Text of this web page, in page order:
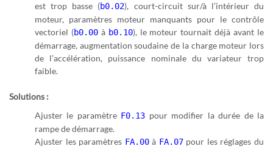
est trop basse (b0.02), court-circuit sur/à l’intérieur du
moteur, paramètres moteur manquants pour le contrôle
vectoriel (b0.00à b0.10), le moteur tournait déjà avant le
démarrage, augmentation soudaine de la charge moteur lors
de l’accélération, puissance nominale du variateur trop
faible.
Solutions :
Ajuster le paramètre F0.13 pour modifier la durée de la
rampe de démarrage.
Ajuster les paramètres FA.00à FA.07pour les réglages du